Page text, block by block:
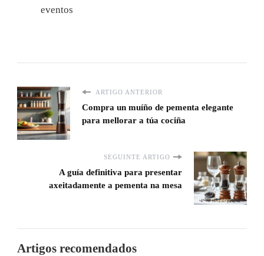
eventos
ARTIGO ANTERIOR
Compra un muíño de pementa elegante
para mellorar a túa cociña
SEGUINTE ARTIGO
A guía definitiva para presentar
axeitadamente a pementa na mesa
Artigos recomendados